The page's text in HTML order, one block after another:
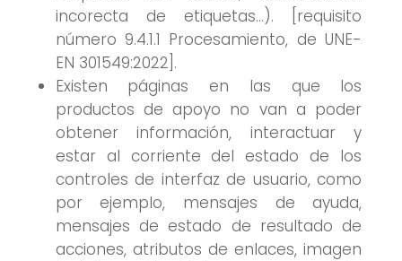
incorecta de etiquetas…). [requisito
número 9.4.1.1 Procesamiento, de UNE-
EN 301549:2022].
Existen páginas en las que los
productos de apoyo no van a poder
obtener información, interactuar y
estar al corriente del estado de los
controles de interfaz de usuario, como
por ejemplo, mensajes de ayuda,
mensajes de estado de resultado de
acciones, atributos de enlaces, imagen